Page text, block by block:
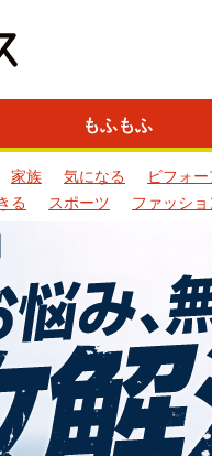
もふもふ
家族 気になる ビフォ
る スポーツ ファッショ